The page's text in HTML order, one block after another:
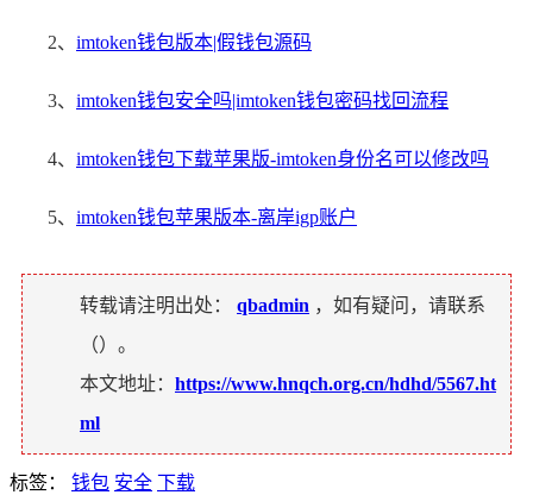
2、 imtoken钱包版本|假钱包源码
3、 imtoken钱包安全吗|imtoken钱包密码找回流程
4、 imtoken钱包下载苹果版-imtoken身份名可以修改吗
5、 imtoken钱包苹果版本-离岸igp账户
转载请注明出处： qbadmin ，如有疑问，请联系
（）。
本文地址： https://www.hnqch.org.cn/hdhd/5567.ht
ml
标签： 钱包 安全 下载